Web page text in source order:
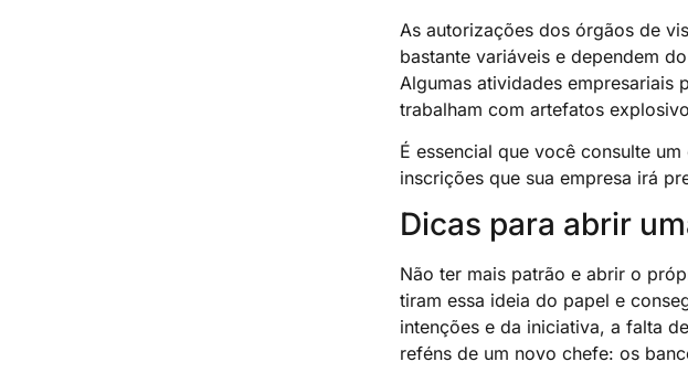
As autorizações dos órgãos de
bastante variáveis e dependem
Algumas atividades empresariais
trabalham com artefatos
É essencial que você consulte
inscrições que sua empresa irá
Dicas para abrir
Não ter mais patrão e abrir o
tiram essa ideia do papel e
intenções e da iniciativa, a falta
reféns de um novo chefe: os